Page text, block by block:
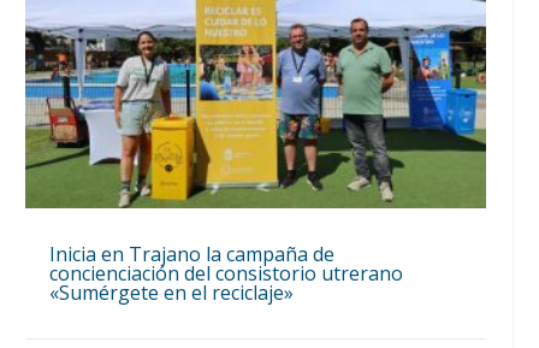
Inicia en Trajano la campaña de
concienciación del consistorio utrerano
«Sumérgete en el reciclaje»